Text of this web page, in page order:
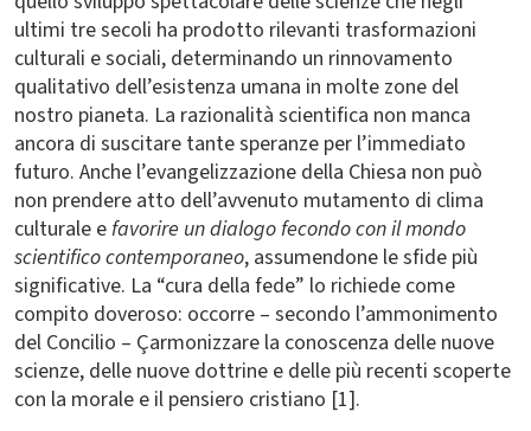
ultimi tre secoli ha prodotto rilevanti trasformazioni
culturali e sociali, determinando un rinnovamento
qualitativo dell’esistenza umana in molte zone del
nostro pianeta. La razionalità scientifica non manca
ancora di suscitare tante speranze per l’immediato
futuro. Anche l’evangelizzazione della Chiesa non può
non prendere atto dell’avvenuto mutamento di clima
culturale efavorire un dialogo fecondo con il mondo
scientifico contemporaneo, assumendone le sfide più
significative. La “cura della fede” lo richiede come
compito doveroso: occorre – secondo l’ammonimento
del Concilio – Çarmonizzare la conoscenza delle nuove
scienze, delle nuove dottrine e delle più recenti scoperte
con la morale e il pensiero cristiano [1].